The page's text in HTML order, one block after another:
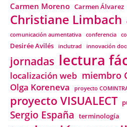
Carmen Moreno Carmen Álvarez
Christiane Limbach
comunicación aumentativa
conferencia
Desirée Avilés inclutrad innovación
jornadas lectura
localización web miembro
Olga Koreneva proyecto
proyecto VISUALECT
Sergio España terminología